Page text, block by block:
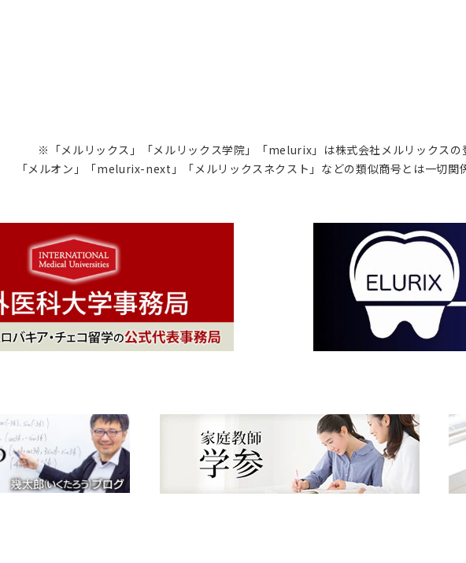
※「メルリックス」「メルリックス学院」「melurix」は株式会社メルリックスの
「メルオン」「melurix-next」「メルリックスネクスト」などの類似商号とは一切関